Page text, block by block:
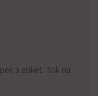
a etiket. Tisk na